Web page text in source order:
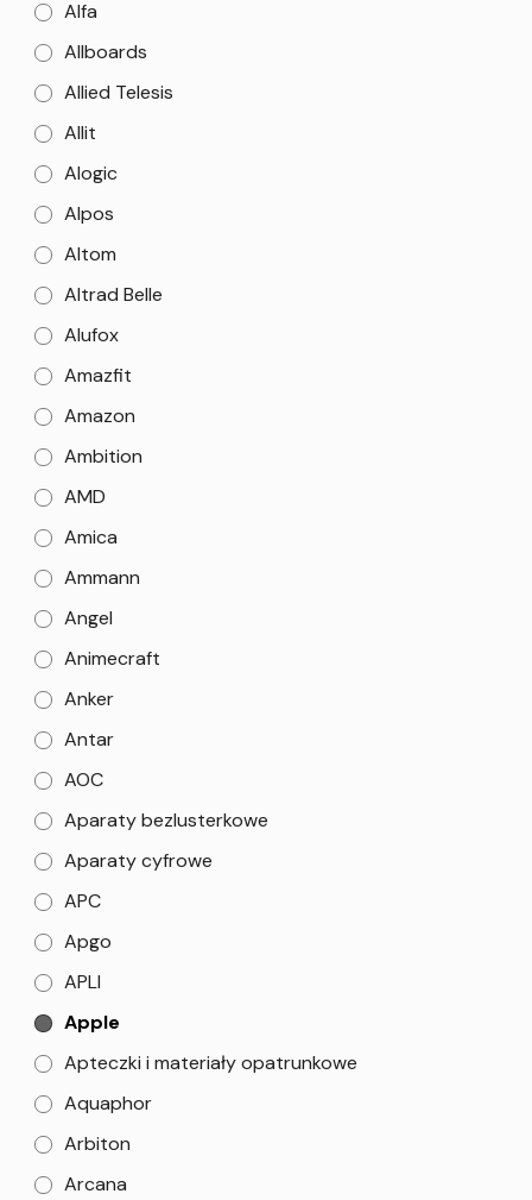
Alfa
Allboards
Allied Telesis
Allit
Alogic
Alpos
Altom
Altrad Belle
Alufox
Amazfit
Amazon
Ambition
AMD
Amica
Ammann
Angel
Animecraft
Anker
Antar
AOC
Aparaty bezlusterkowe
Aparaty cyfrowe
APC
Apgo
APLI
Apple
Apteczki i materiały opatrunkowe
Aquaphor
Arbiton
Arcana